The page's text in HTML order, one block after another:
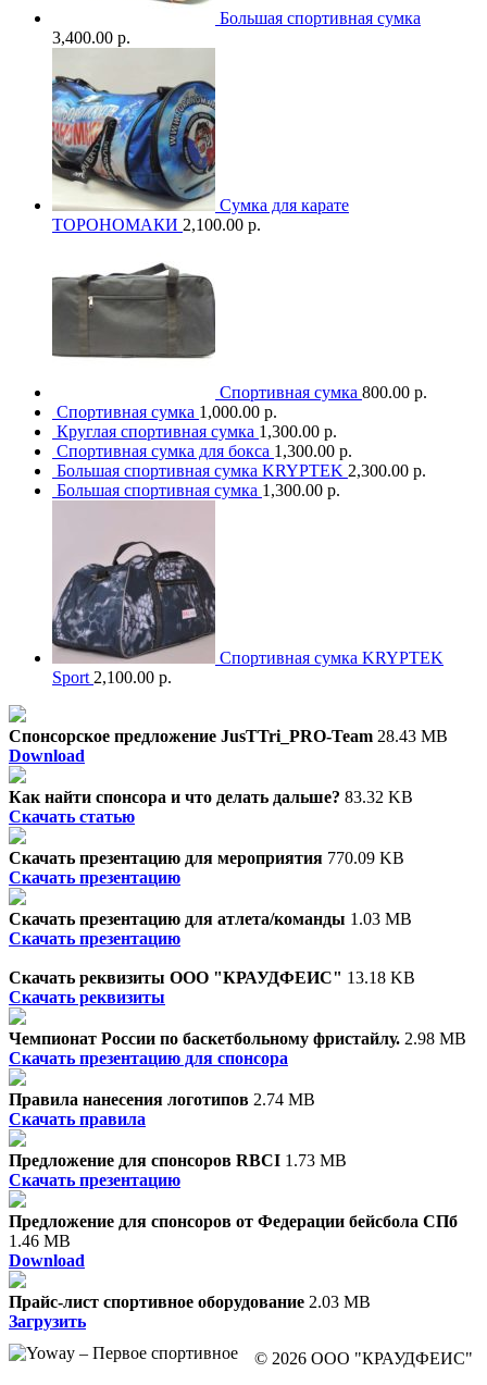
Большая спортивная сумка
3,400.00 р.
Сумка для карате
ТОРОНОМАКИ 2,100.00 р.
Спортивная сумка 800.00 р.
Спортивная сумка 1,000.00 р.
Круглая спортивная сумка 1,300.00 р.
Спортивная сумка для бокса 1,300.00 р.
Большая спортивная сумка KRYPTEK 2,300.00 р.
Большая спортивная сумка 1,300.00 р.
Спортивная сумка KRYPTEK
Sport 2,100.00 р.
Спонсорское предложение JusTTri_PRO-Team 28.43 MB
Download
Как найти спонсора и что делать дальше? 83.32 KB
Скачать статью
Скачать презентацию для мероприятия 770.09 KB
Скачать презентацию
Скачать презентацию для атлета/команды 1.03 MB
Скачать презентацию
Скачать реквизиты ООО "КРАУДФЕИС" 13.18 KB
Скачать реквизиты
Чемпионат России по баскетбольному фристайлу. 2.98 MB
Скачать презентацию для спонсора
Правила нанесения логотипов 2.74 MB
Скачать правила
Предложение для спонсоров RBCI 1.73 MB
Скачать презентацию
Предложение для спонсоров от Федерации бейсбола СПб
1.46 MB
Download
Прайс-лист спортивное оборудование 2.03 MB
Загрузить
© 2026 ООО "КРАУДФЕИС"